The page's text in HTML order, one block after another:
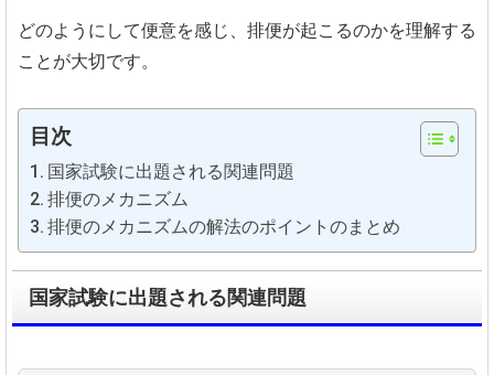
どのようにして便意を感じ、排便が起こるのかを理解する
ことが大切です。
目次
国家試験に出題される関連問題
排便のメカニズム
排便のメカニズムの解法のポイントのまとめ
国家試験に出題される関連問題